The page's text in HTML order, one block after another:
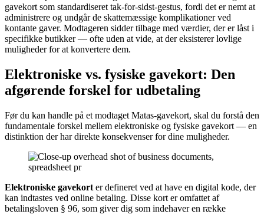
gavekort som standardiseret tak-for-sidst-gestus, fordi det er nemt at
administrere og undgår de skattemæssige komplikationer ved
kontante gaver. Modtageren sidder tilbage med værdier, der er låst i
specifikke butikker — ofte uden at vide, at der eksisterer lovlige
muligheder for at konvertere dem.
Elektroniske vs. fysiske gavekort: Den
afgørende forskel for udbetaling
Før du kan handle på et modtaget Matas-gavekort, skal du forstå den
fundamentale forskel mellem elektroniske og fysiske gavekort — en
distinktion der har direkte konsekvenser for dine muligheder.
Elektroniske gavekort er defineret ved at have en digital kode, der
kan indtastes ved online betaling. Disse kort er omfattet af
betalingsloven § 96, som giver dig som indehaver en række